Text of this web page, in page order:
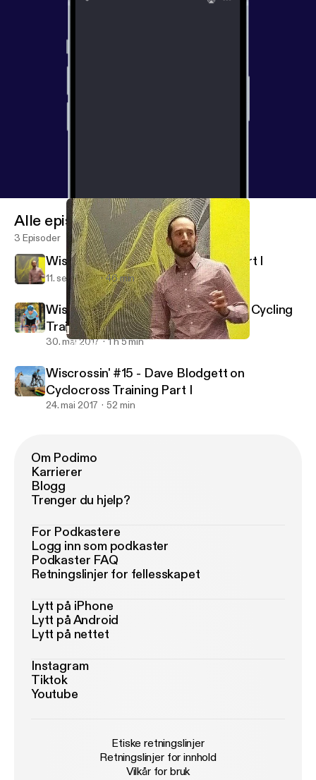
Wiscrossin' #17 - Jason Boynton Part I
Alle episoder
3 Episoder
Wiscrossin' #17 - Jason Boynton Part I
11. sep. 2017 46 min
Wiscrossin' #16 - David Blodgett on Cycling
Training Part II
30. mai 2017 1 h 5 min
Wiscrossin' #15 - Dave Blodgett on
Cyclocross Training Part I
24. mai 2017 52 min
Om Podimo
Karrierer
Blogg
Trenger du hjelp?
For Podkastere
Logg inn som podkaster
Podkaster FAQ
Retningslinjer for fellesskapet
Lytt på iPhone
Lytt på Android
Lytt på nettet
Instagram
Tiktok
Youtube
Etiske retningslinjer
Retningslinjer for innhold
Vilkår for bruk